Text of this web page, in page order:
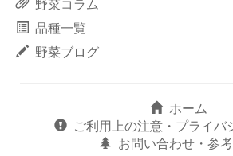
野菜コラム
品種一覧
野菜ブログ
ホーム
ご利用上の注意・プライバ
お問い合わせ・参